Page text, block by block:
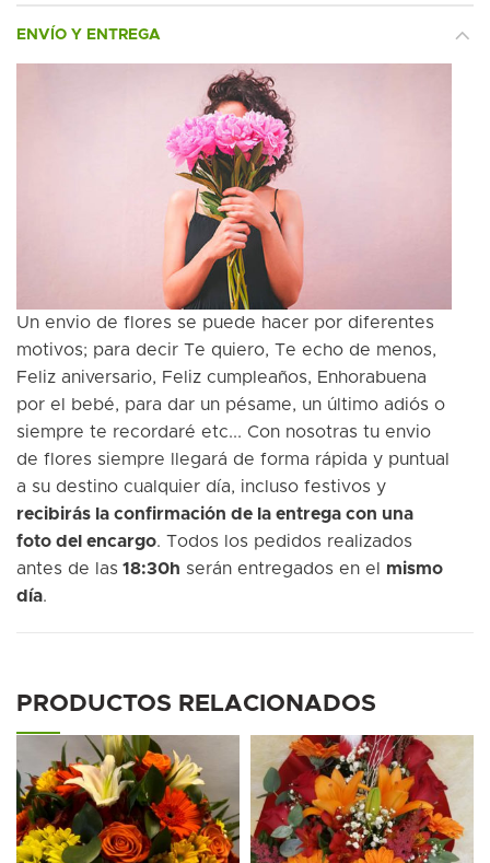
ENVÍO Y ENTREGA
Un envio de flores se puede hacer por diferentes
motivos; para decir Te quiero, Te echo de menos,
Feliz aniversario, Feliz cumpleaños, Enhorabuena
por el bebé, para dar un pésame, un último adiós o
siempre te recordaré etc... Con nosotras tu envio
de flores siempre llegará de forma rápida y puntual
a su destino cualquier día, incluso festivos y
recibirás la confirmación de la entrega con una
foto del encargo. Todos los pedidos realizados
antes de las 18:30h serán entregados en el mismo
día.
PRODUCTOS RELACIONADOS